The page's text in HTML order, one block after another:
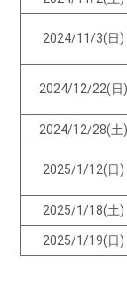
2024/11/3(日)
2024/12/22(日)
2024/12/28(土)
2025/1/12(日)
2025/1/18(土)
2025/1/19(日)